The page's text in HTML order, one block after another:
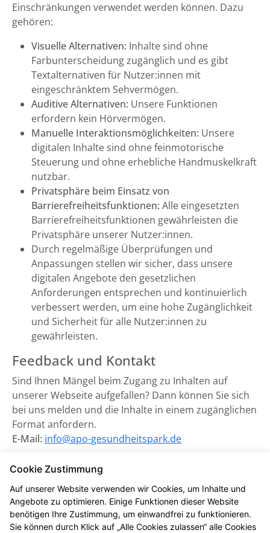
Einschränkungen verwendet werden können. Dazu
gehören:
Visuelle Alternativen: Inhalte sind ohne
Farbunterscheidung zugänglich und es gibt
Textalternativen für Nutzer:innen mit
eingeschränktem Sehvermögen.
Auditive Alternativen: Unsere Funktionen
erfordern kein Hörvermögen.
Manuelle Interaktionsmöglichkeiten: Unsere
digitalen Inhalte sind ohne feinmotorische
Steuerung und ohne erhebliche Handmuskelkraft
nutzbar.
Privatsphäre beim Einsatz von
Barrierefreiheitsfunktionen: Alle eingesetzten
Barrierefreiheitsfunktionen gewährleisten die
Privatsphäre unserer Nutzer:innen.
Durch regelmäßige Überprüfungen und
Anpassungen stellen wir sicher, dass unsere
digitalen Angebote den gesetzlichen
Anforderungen entsprechen und kontinuierlich
verbessert werden, um eine hohe Zugänglichkeit
und Sicherheit für alle Nutzer:innen zu
gewährleisten.
Feedback und Kontakt
Sind Ihnen Mängel beim Zugang zu Inhalten auf
unserer Webseite aufgefallen? Dann können Sie sich
bei uns melden und die Inhalte in einem zugänglichen
Format anfordern.
E-Mail: info@apo-gesundheitspark.de
Zuständige Marktüberwachungsbehörde:
Marktüberwachungsstelle der Länder für die
Barrierefreiheit von Produkten und Dienstleistungen
(MLBF) in Magdeburg, Sachsen-Anhalt.
Cookie Zustimmung
Auf unserer Website verwenden wir Cookies, um Inhalte und
Angebote zu optimieren. Einige Funktionen dieser Website
benötigen Ihre Zustimmung, um einwandfrei zu funktionieren.
Sie können durch Klick auf „Alle Cookies zulassen“ alle Cookies